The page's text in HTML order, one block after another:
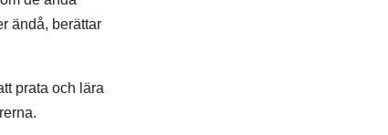
ändå, berättar
prata och lära